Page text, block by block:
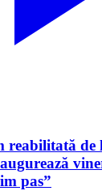
reabilitată
pas”